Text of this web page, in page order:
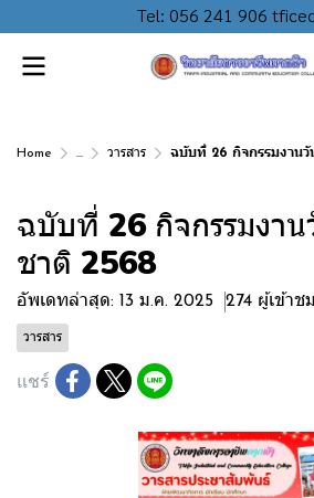
Tel: 056 241 906
Home ... วารสาร ฉบับที่ 26 กิจกรรมงานวั
ฉบับที่ 26 กิจกรรมงาน
ชาติ 2568
อัพเดทล่าสุด: 13 ม.ค. 2025 274 ผู้เข้าชม
วารสาร
แชร์